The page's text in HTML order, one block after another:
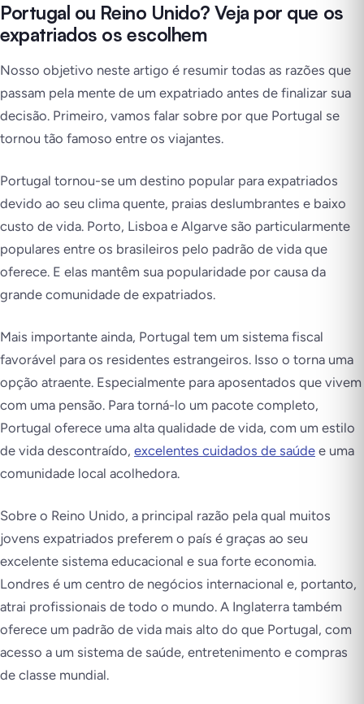
Portugal ou Reino Unido? Veja por que os
expatriados os escolhem
Nosso objetivo neste artigo é resumir todas as razões que
passam pela mente de um expatriado antes de finalizar sua
decisão. Primeiro, vamos falar sobre por que Portugal se
tornou tão famoso entre os viajantes.
Portugal tornou-se um destino popular para expatriados
devido ao seu clima quente, praias deslumbrantes e baixo
custo de vida. Porto, Lisboa e Algarve são particularmente
populares entre os brasileiros pelo padrão de vida que
oferece. E elas mantêm sua popularidade por causa da
grande comunidade de expatriados.
Mais importante ainda, Portugal tem um sistema fiscal
favorável para os residentes estrangeiros. Isso o torna uma
opção atraente. Especialmente para aposentados que vivem
com uma pensão. Para torná-lo um pacote completo,
Portugal oferece uma alta qualidade de vida, com um estilo
de vida descontraído, excelentes cuidados de saúde e uma
comunidade local acolhedora.
Sobre o Reino Unido, a principal razão pela qual muitos
jovens expatriados preferem o país é graças ao seu
excelente sistema educacional e sua forte economia.
Londres é um centro de negócios internacional e, portanto,
atrai profissionais de todo o mundo. A Inglaterra também
oferece um padrão de vida mais alto do que Portugal, com
acesso a um sistema de saúde, entretenimento e compras
de classe mundial.